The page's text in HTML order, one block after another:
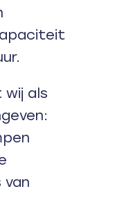
als
van